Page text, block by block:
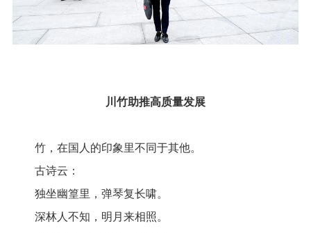
川竹助推高质量发展
竹，在国人的印象里不同于其他。
古诗云：
独坐幽篁里，弹琴复长啸。
深林人不知，明月来相照。